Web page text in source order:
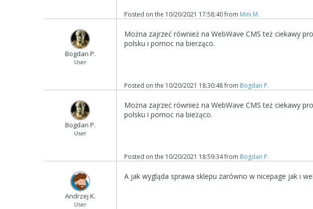
Posted on the 10/20/2021 17:58:40from Mini M.
Bogdan P.
User
Można zajrzeć również na WebWave CMS też ciekawy
polsku i pomoc na bierząco.
Posted on the 10/20/2021 18:30:48from Bogdan P.
Bogdan P.
User
Można zajrzeć również na WebWave CMS też ciekawy
polsku i pomoc na bieżąco.
Posted on the 10/20/2021 18:59:34from Bogdan P.
Andrzej K.
User
A jak wygląda sprawa sklepu zarówno w nicepage jak i